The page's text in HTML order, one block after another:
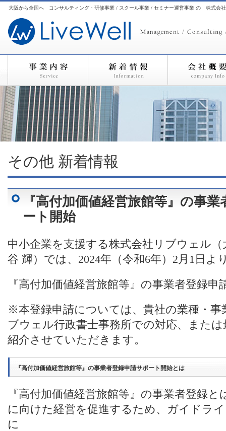
大阪から全国へ コンサルティング・研修事業 / スクール事業 / セミナー運営事業 の 株式会
その他 新着情報
『高付加価値経営旅館等』の事
ート開始
中小企業を支援する株式会社リブウェル
谷 輝）では、2024年（令和6年）2月1日
『高付加価値経営旅館等』の事業者登録
※本登録申請については、貴社の業種・事
ブウェル行政書士事務所での対応、また
紹介させていただきます。
『高付加価値経営旅館等』の事業者登録申請サポート開始とは
『高付加価値経営旅館等』の事業者登録
に向けた経営を促進するため、ガイドラ
に